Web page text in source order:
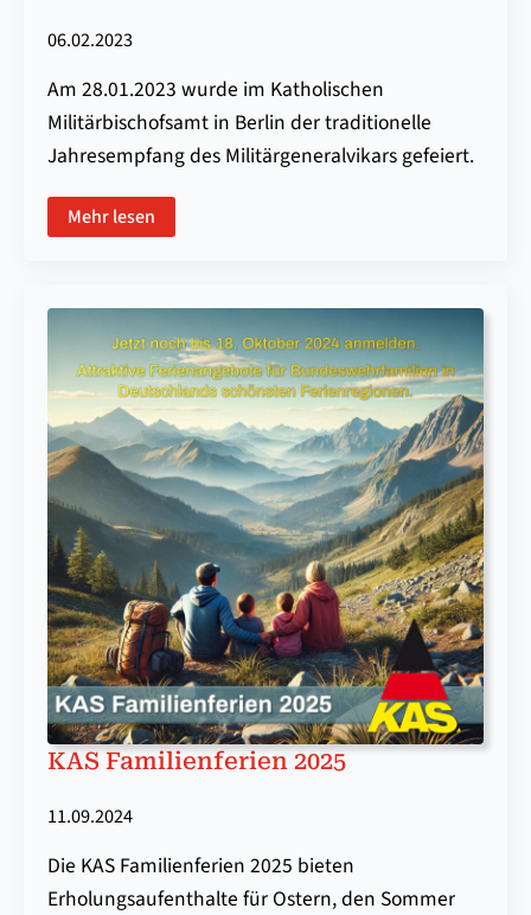
06.02.2023
Am 28.01.2023 wurde im Katholischen
Militärbischofsamt in Berlin der traditionelle
Jahresempfang des Militärgeneralvikars gefeiert.
Mehr lesen
KAS Familienferien 2025
11.09.2024
Die KAS Familienferien 2025 bieten
Erholungsaufenthalte für Ostern, den Sommer